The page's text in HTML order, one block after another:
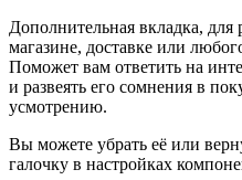
Дополнительная вкладка,
магазине, доставке или
Поможет вам ответить на
и развеять его сомнения в
усмотрению.
Вы можете убрать её или
галочку в настройках